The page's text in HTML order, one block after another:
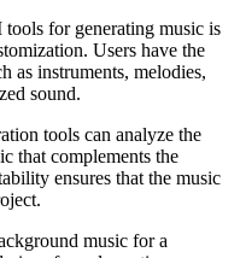
for generating music is
Users have the
as instruments, melodies,
sound.
tools can analyze the
that complements the
ensures that the music
music for a